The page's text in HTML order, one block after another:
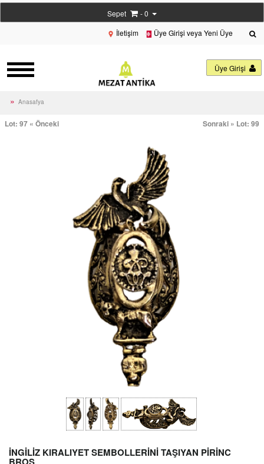
Sepet
- 0
İletişim
Üye Girişi veya Yeni Üye
Üye Girişi
Anasafya
Lot: 97 « Önceki Sonraki » Lot: 99
İNGİLİZ KIRALIYET SEMBOLLERİNİ TAŞIYAN PİRİNC